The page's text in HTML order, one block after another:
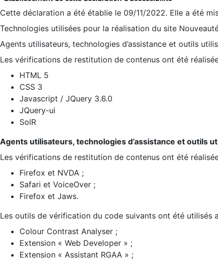
Cette déclaration a été établie le 09/11/2022. Elle a été
Technologies utilisées pour la réalisation du site
Agents utilisateurs, technologies d’assistance et outils
Les vérifications de restitution de contenus ont été
HTML 5
CSS 3
Javascript / JQuery 3.6.0
JQuery-ui
SolR
Agents utilisateurs, technologies d’assistance et outils
Les vérifications de restitution de contenus ont été
Firefox et NVDA ;
Safari et VoiceOver ;
Firefox et Jaws.
Les outils de vérification du code suivants ont été utilisés
Colour Contrast Analyser ;
Extension « Web Developer » ;
Extension « Assistant RGAA » ;